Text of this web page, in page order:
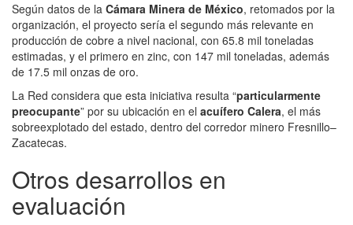
Según datos de la Cámara Minera de México, retomados por la
organización, el proyecto sería el segundo más relevante en
producción de cobre a nivel nacional, con 65.8 mil toneladas
estimadas, y el primero en zinc, con 147 mil toneladas, además
de 17.5 mil onzas de oro.
La Red considera que esta iniciativa resulta “particularmente
preocupante” por su ubicación en el acuífero Calera, el más
sobreexplotado del estado, dentro del corredor minero Fresnillo–
Zacatecas.
Otros desarrollos en
evaluación